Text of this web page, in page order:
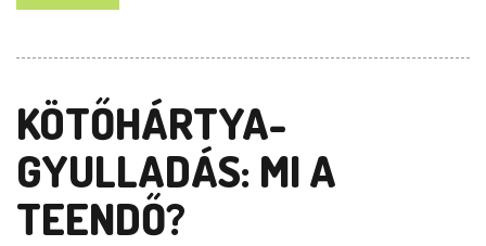
KÖTŐHÁRTYA-
GYULLADÁS: MI A
TEENDŐ?